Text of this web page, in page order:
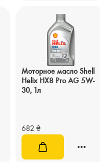
Моторное масло Shell
Helix HX8 Pro AG 5W-
30, 1л
682 ₴